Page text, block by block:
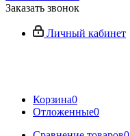
Заказать звонок
Личный кабинет
Корзина0
Отложенные0